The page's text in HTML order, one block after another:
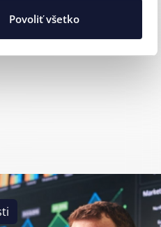
Povoliť všetko